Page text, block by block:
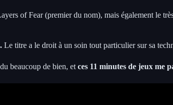
of Fear (premier du nom), mais également le
Le titre a le droit à un soin tout particulier sur sa
beaucoup de bien, et ces 11 minutes de jeux me